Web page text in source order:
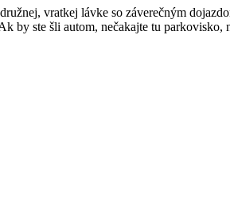
vratkej lávke so záverečným
by ste šli autom, nečakajte tu